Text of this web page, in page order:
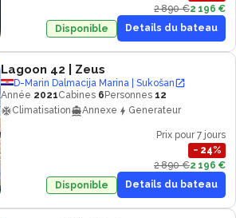
2 890 €2 196 €
Disponible
Details du bateau
Lagoon 42 | Zeus
D-Marin Dalmacija Marina | Sukošan
Année 2021Cabines 6 Personnes 12
Climatisation
Annexe Generateur
Prix pour 7 jours
− 24%
2 890 €2 196 €
Disponible
Details du bateau